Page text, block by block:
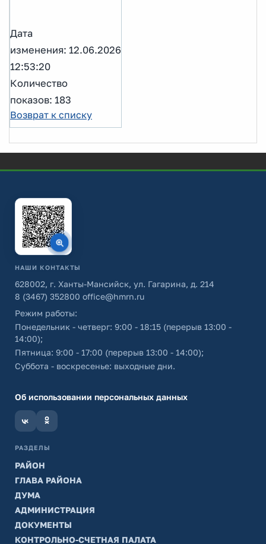
Дата
изменения: 12.06.2026
12:53:20
Количество
показов: 183
Возврат к списку
НАШИ КОНТАКТЫ
628002, г. Ханты-Мансийск, ул. Гагарина, д. 214
8 (3467) 352800 office@hmrn.ru
Режим работы:
Понедельник - четверг: 9:00 - 18:15 (перерыв 13:00 -
14:00);
Пятница: 9:00 - 17:00 (перерыв 13:00 - 14:00);
Суббота - воскресенье: выходные дни.
Об использовании персональных данных
РАЗДЕЛЫ
РАЙОН
ГЛАВА РАЙОНА
ДУМА
АДМИНИСТРАЦИЯ
ДОКУМЕНТЫ
КОНТРОЛЬНО-СЧЕТНАЯ ПАЛАТА